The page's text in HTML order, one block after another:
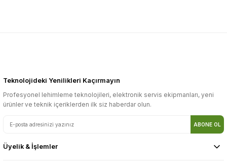
Teknolojideki Yenilikleri Kaçırmayın
Profesyonel lehimleme teknolojileri, elektronik servis ekipmanları, yeni
ürünler ve teknik içeriklerden ilk siz haberdar olun.
ABONE OL
Üyelik & İşlemler